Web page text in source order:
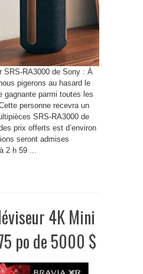
SRS-RA3000 de Sony : À
pigerons au hasard le
gagnante parmi toutes les
personne recevra un
SRS-RA3000 de
prix offerts est d’environ
seront admises
2 h 59 ...
4K Mini
po de 5000 $